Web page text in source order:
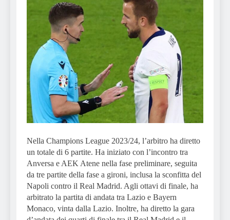
Nella Champions League 2023/24, l’arbitro ha diretto
un totale di 6 partite. Ha iniziato con l’incontro tra
Anversa e AEK Atene nella fase preliminare, seguita
da tre partite della fase a gironi, inclusa la sconfitta del
Napoli contro il Real Madrid. Agli ottavi di finale, ha
arbitrato la partita di andata tra Lazio e Bayern
Monaco, vinta dalla Lazio. Inoltre, ha diretto la gara